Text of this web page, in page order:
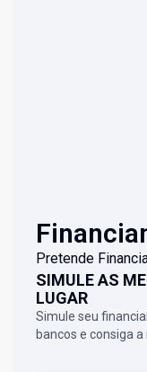
Pretende
SIMULE AS
LUGAR
Simule seu
bancos e consiga